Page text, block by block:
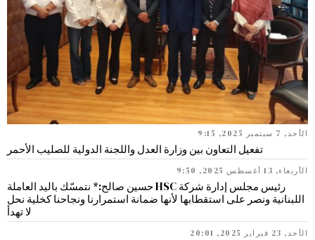
الأحد, 7 سبتمبر 2025, 9:15
تفعيل التعاون بين وزارة العدل واللجنة الدولية للصليب الأحمر
الأربعاء, 13 أغسطس 2025, 9:50
رئيس مجلس إدارة شركة HSC حسين صالح:* نتمسّك باليد العاملة
اللبنانية ونصر على استقطابها لأنها ضمانة استمرارنا ونجاحنا كخلية نحل
لا تهدأ
الأحد, 23 فبراير 2025, 20:01